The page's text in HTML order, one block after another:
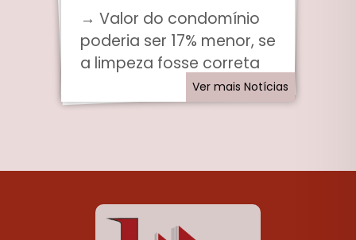
→ Valor do condomínio
poderia ser 17% menor, se
a limpeza fosse correta
Ver mais Notícias